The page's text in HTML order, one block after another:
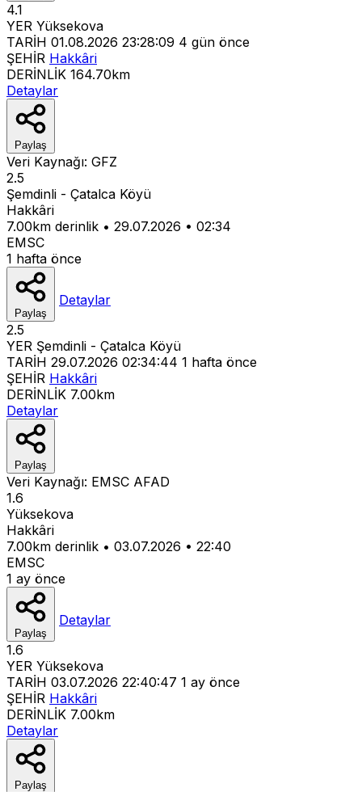
4.1
YER Yüksekova
TARİH 01.08.2026 23:28:09 4 gün önce
ŞEHİR Hakkâri
DERİNLİK 164.70km
Detaylar
Paylaş
Veri Kaynağı: GFZ
2.5
Şemdinli - Çatalca Köyü
Hakkâri
7.00km derinlik • 29.07.2026 • 02:34
EMSC
1 hafta önce
Paylaş
Detaylar
2.5
YER Şemdinli - Çatalca Köyü
TARİH 29.07.2026 02:34:44 1 hafta önce
ŞEHİR Hakkâri
DERİNLİK 7.00km
Detaylar
Paylaş
Veri Kaynağı: EMSC AFAD
1.6
Yüksekova
Hakkâri
7.00km derinlik • 03.07.2026 • 22:40
EMSC
1 ay önce
Paylaş
Detaylar
1.6
YER Yüksekova
TARİH 03.07.2026 22:40:47 1 ay önce
ŞEHİR Hakkâri
DERİNLİK 7.00km
Detaylar
Paylaş